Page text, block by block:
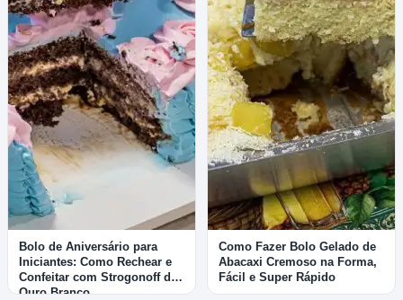
Bolo de Aniversário para
Iniciantes: Como Rechear e
Confeitar com Strogonoff de
Ouro Branco
Como Fazer Bolo Gelado de
Abacaxi Cremoso na Forma,
Fácil e Super Rápido